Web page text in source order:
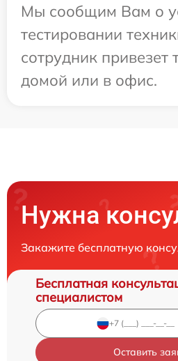
Мы сообщим Вам о
тестировании
сотрудник привезет
домой или в офис.
Нужна
Закажите бесплатную
Бесплатная
специалистом
Оставить